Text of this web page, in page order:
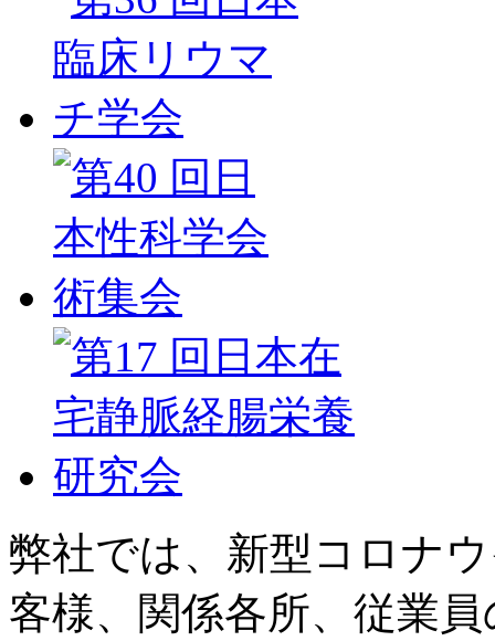
弊社では、新型コロナ
客様、関係各所、従業